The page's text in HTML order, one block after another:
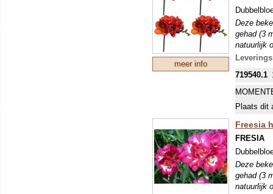
meer info
Deze
gehad (3
natuurlijk
719540.1
Plaats dit
Freesia
FRESIA
Deze
gehad (3
natuurlijk